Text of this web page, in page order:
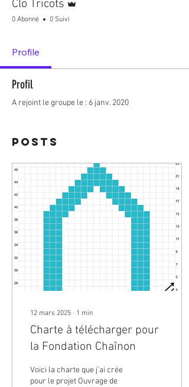
Clo Tricots
0 Abonné 0 Suivi
Profile
Profil
A rejoint le groupe le : 6 janv. 2020
Posts
12 mars 2025 ∙ 1 min
Charte à télécharger pour
la Fondation Chaînon
Voici la charte que j'ai crée
pour le projet Ouvrage de